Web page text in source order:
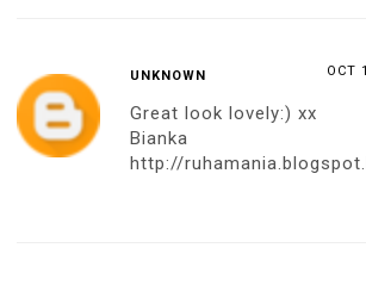
UNKNOWN OCT
Great look lovely:) xx
Bianka
http://